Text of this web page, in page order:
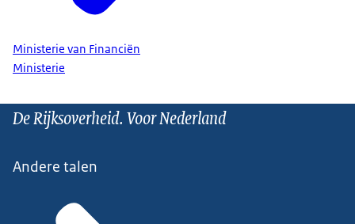
Ministerie van Financiën
Ministerie
De Rijksoverheid. Voor Nederland
Andere talen